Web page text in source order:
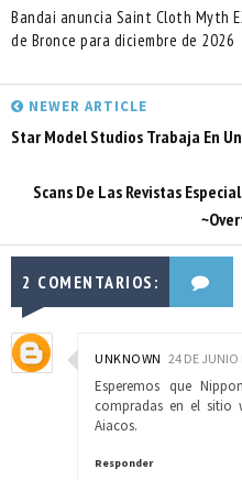
Bandai anuncia Saint Cloth Myth
de Bronce para diciembre de 2026
NEWER ARTICLE
Star Model Studios Trabaja En
Scans De Las Revistas
2 COMENTARIOS:
UNKNOWN 24 DE JUNIO
Esperemos que
compradas en el sitio
Aiacos.
Responder